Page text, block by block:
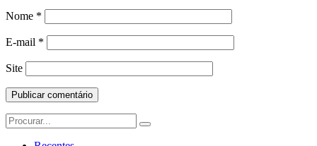
Nome *
E-mail *
Site
Search
for: